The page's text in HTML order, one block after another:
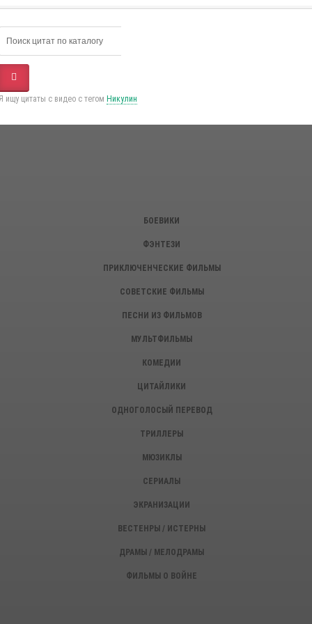
Я ищу цитаты с видео с тегом Никулин
БОЕВИКИ
ФЭНТЕЗИ
ПРИКЛЮЧЕНЧЕСКИЕ ФИЛЬМЫ
СОВЕТСКИЕ ФИЛЬМЫ
ПЕСНИ ИЗ ФИЛЬМОВ
МУЛЬТФИЛЬМЫ
КОМЕДИИ
ЦИТАЙЛИКИ
ОДНОГОЛОСЫЙ ПЕРЕВОД
ТРИЛЛЕРЫ
МЮЗИКЛЫ
СЕРИАЛЫ
ЭКРАНИЗАЦИИ
ВЕСТЕНРЫ / ИСТЕРНЫ
ДРАМЫ / МЕЛОДРАМЫ
ФИЛЬМЫ О ВОЙНЕ